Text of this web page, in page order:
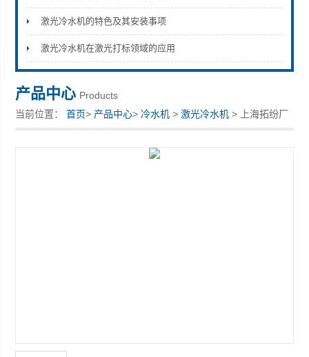
上海拓纷机械设备有限公司
激光冷水机的特色及其安装事项
激光冷水机在激光打标领域的应用
产品中心 Products
当前位置：首页> 产品中心>冷水机 >激光冷水机 > 上海拓纷厂
家直供低温冷水机型号全可定制